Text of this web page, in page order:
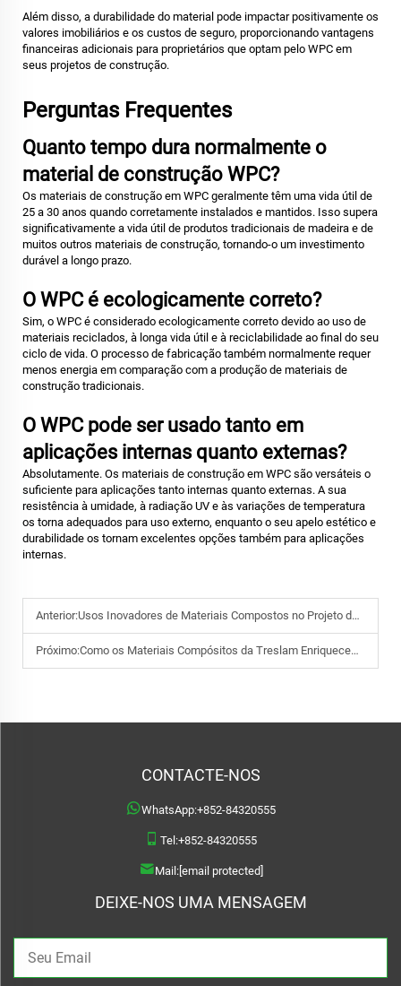
Além disso, a durabilidade do material pode impactar positivamente os
valores imobiliários e os custos de seguro, proporcionando vantagens
financeiras adicionais para proprietários que optam pelo WPC em
seus projetos de construção.
Perguntas Frequentes
Quanto tempo dura normalmente o
material de construção WPC?
Os materiais de construção em WPC geralmente têm uma vida útil de
25 a 30 anos quando corretamente instalados e mantidos. Isso supera
significativamente a vida útil de produtos tradicionais de madeira e de
muitos outros materiais de construção, tornando-o um investimento
durável a longo prazo.
O WPC é ecologicamente correto?
Sim, o WPC é considerado ecologicamente correto devido ao uso de
materiais reciclados, à longa vida útil e à reciclabilidade ao final do seu
ciclo de vida. O processo de fabricação também normalmente requer
menos energia em comparação com a produção de materiais de
construção tradicionais.
O WPC pode ser usado tanto em
aplicações internas quanto externas?
Absolutamente. Os materiais de construção em WPC são versáteis o
suficiente para aplicações tanto internas quanto externas. A sua
resistência à umidade, à radiação UV e às variações de temperatura
os torna adequados para uso externo, enquanto o seu apelo estético e
durabilidade os tornam excelentes opções também para aplicações
internas.
Anterior:Usos Inovadores de Materiais Compostos no Projeto de Paisagismo
Próximo:Como os Materiais Compósitos da Treslam Enriquecem a Arquitetura Moderna
CONTACTE-NOS
WhatsApp:+852-84320555
Tel:+852-84320555
Mail:[email protected]
DEIXE-NOS UMA MENSAGEM